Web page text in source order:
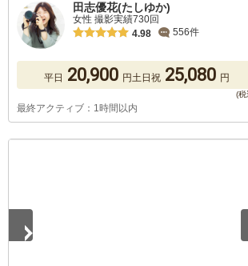
田志優花(たしゆか)
女性 撮影実績730回
4.98
556件
平日 20,900 円土日祝 25,080 円
最終アクティブ：1時間以内